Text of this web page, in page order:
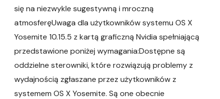
się na niezwykle sugestywną i mroczną
atmosferęUwaga dla użytkowników systemu OS X
Yosemite 10.15.5 z kartą graficzną Nvidia spełniającą
przedstawione poniżej wymagania:Dostępne są
oddzielne sterowniki, które rozwiązują problemy z
wydajnością zgłaszane przez użytkowników z
systemem OS X Yosemite. Są one obecnie